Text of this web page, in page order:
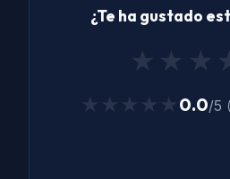
¿Te ha gustado
★
★
★
★★★★★
★★★★★ 0.0/5